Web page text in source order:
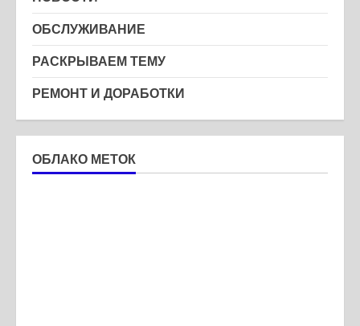
ОБСЛУЖИВАНИЕ
РАСКРЫВАЕМ ТЕМУ
РЕМОНТ И ДОРАБОТКИ
ОБЛАКО МЕТОК